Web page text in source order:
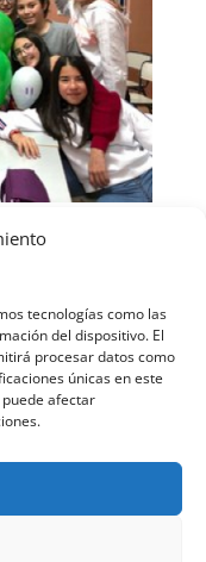
tecnologías como las
del dispositivo. El
procesar datos como
únicas en este
afectar
un día de
Colegio,
de tutores,
convivencia,
el mes de